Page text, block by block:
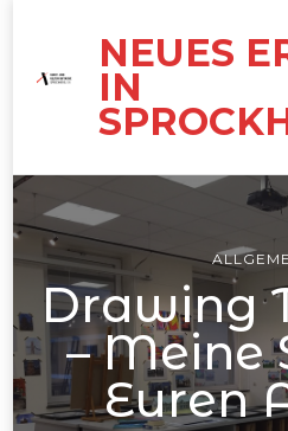
NEUES
IN
Drawing
– Meine
Euren